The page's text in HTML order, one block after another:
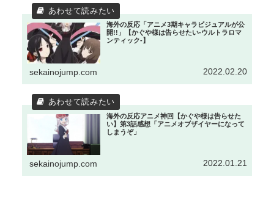
海外の反応「アニメ3期キャラビジュアルが公
開!!」【かぐや様は告らせたい-ウルトラロマ
ンティック-】
sekainojump.com 2022.02.20
海外の反応アニメ神回【かぐや様は告らせた
い】第3話感想「アニメオブザイヤーになって
しまうぞ」
sekainojump.com 2022.01.21